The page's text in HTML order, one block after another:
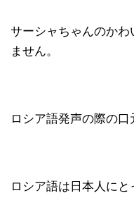
サーシャちゃんのかわ
ません。
ロシア語発声の際の口
ロシア語は日本人にと